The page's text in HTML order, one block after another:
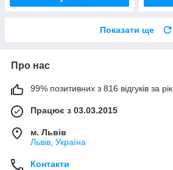
Показати ще
Про нас
99% позитивних з 816 відгуків за рік
Працює з 03.03.2015
м. Львів
Львів, Україна
Контакти